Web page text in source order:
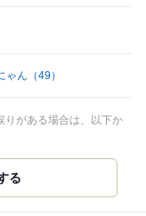
ゃん （49）
りがある場合は、以下か